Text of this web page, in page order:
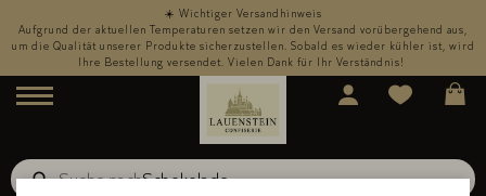
☀️ Wichtiger Versandhinweis
Aufgrund der aktuellen Temperaturen setzen wir den Versand vorübergehend aus,
um die Qualität unserer Produkte sicherzustellen. Sobald es wieder kühler ist, wird
Ihre Bestellung versendet. Vielen Dank für Ihr Verständnis!
Menü
Suche nachSchokolade